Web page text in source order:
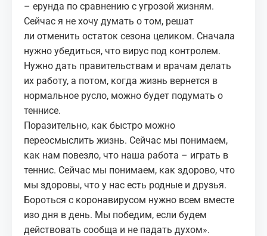
– ерунда по сравнению с угрозой жизням.
Сейчас я не хочу думать о том, решат
ли отменить остаток сезона целиком. Сначала
нужно убедиться, что вирус под контролем.
Нужно дать правительствам и врачам делать
их работу, а потом, когда жизнь вернется в
нормальное русло, можно будет подумать о
теннисе.
Поразительно, как быстро можно
переосмыслить жизнь. Сейчас мы понимаем,
как нам повезло, что наша работа – играть в
теннис. Сейчас мы понимаем, как здорово, что
мы здоровы, что у нас есть родные и друзья.
Бороться с коронавирусом нужно всем вместе
изо дня в день. Мы победим, если будем
действовать сообща и не падать духом».